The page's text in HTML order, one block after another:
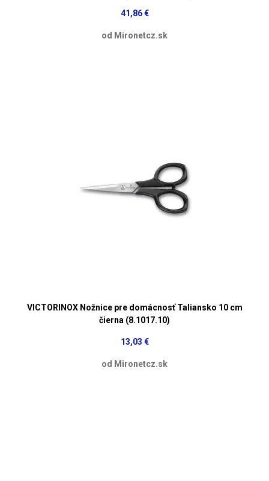
41,86 €
od Mironetcz.sk
VICTORINOX Nožnice pre domácnosť Taliansko 10 cm
čierna (8.1017.10)
13,03 €
od Mironetcz.sk